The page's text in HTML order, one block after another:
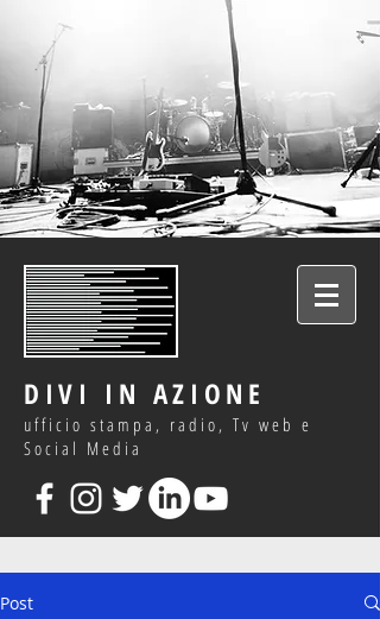
DIVI IN AZIONE
ufficio stampa, radio, Tv web e
Social Media
Post